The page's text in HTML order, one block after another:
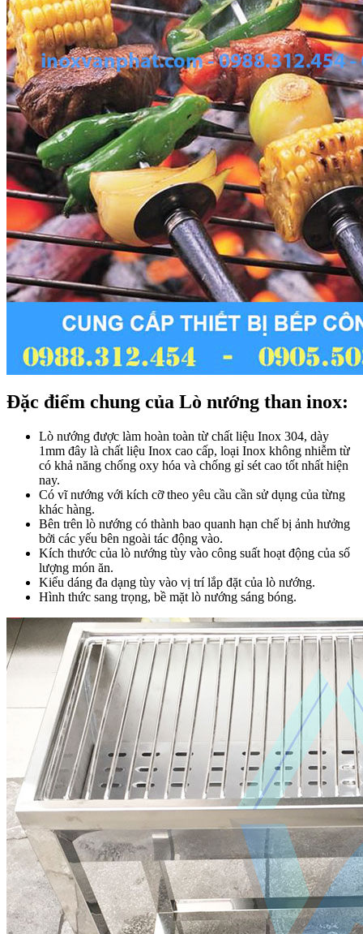
Đặc điểm chung của Lò nướng than inox:
Lò nướng được làm hoàn toàn từ chất liệu Inox 304, dày
1mm đây là chất liệu Inox cao cấp, loại Inox không nhiễm từ
có khả năng chống oxy hóa và chống gỉ sét cao tốt nhất hiện
nay.
Có vĩ nướng với kích cỡ theo yêu cầu cần sử dụng của từng
khác hàng.
Bên trên lò nướng có thành bao quanh hạn chế bị ảnh hưởng
bởi các yếu bên ngoài tác động vào.
Kích thước của lò nướng tùy vào công suất hoạt động của số
lượng món ăn.
Kiểu dáng đa dạng tùy vào vị trí lắp đặt của lò nướng.
Hình thức sang trọng, bề mặt lò nướng sáng bóng.